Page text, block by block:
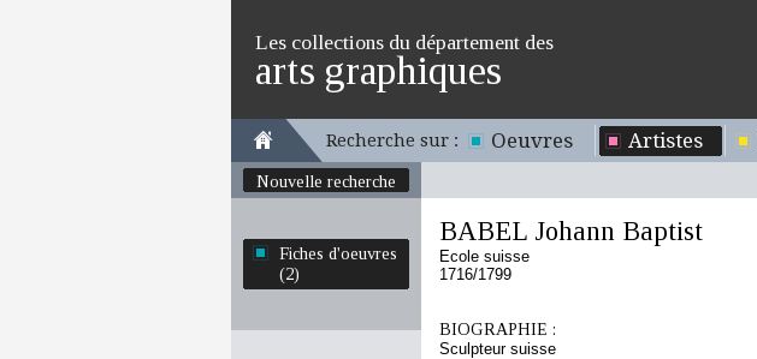
Les collections du département des
arts graphiques
Recherche sur : Oeuvres Artistes
Nouvelle recherche
Fiches d'oeuvres
(2)
BABEL Johann Baptist
Ecole suisse
1716/1799
BIOGRAPHIE :
Sculpteur suisse